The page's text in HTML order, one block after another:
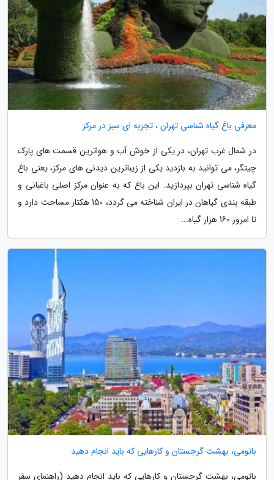
معرفی باغ گیاه شناسی تهران ، تجربه ای سبز در مرکز
در شمال غرب تهران، در یکی از خوش آب و هواترین قسمت های پارک
چیتگر، می توانید به بازدید یکی از زیباترین دیدنی های مرکز، یعنی باغ
گیاه شناسی تهران بپردازید. این باغ که به عنوان مرکز اصلی باغبانی و
طبقه بندی گیاهان در ایران شناخته می گردد، 150 هکتار مساحت دارد و
تا امروز 160 هزار گیاه...
باتومی، بهشت گرجستان و کارهایی که باید انجام دهید
باتومی، بهشت گرجستان و کارهایی که باید انجام دهید (راهنمای سفر